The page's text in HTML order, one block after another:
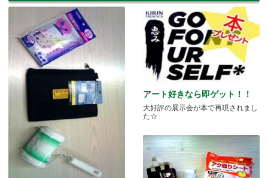
アート好きなら即ゲット！！
大好評の展示会が本で再現されまし
た☆